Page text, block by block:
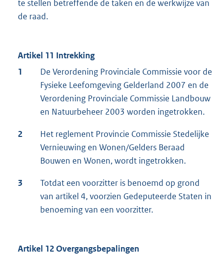
te stellen betreffende de taken en de werkwijze van
de raad.
Artikel 11 Intrekking
1
De Verordening Provinciale Commissie voor de
Fysieke Leefomgeving Gelderland 2007 en de
Verordening Provinciale Commissie Landbouw
en Natuurbeheer 2003 worden ingetrokken.
2
Het reglement Provincie Commissie Stedelijke
Vernieuwing en Wonen/Gelders Beraad
Bouwen en Wonen, wordt ingetrokken.
3
Totdat een voorzitter is benoemd op grond
van artikel 4, voorzien Gedeputeerde Staten in
benoeming van een voorzitter.
Artikel 12 Overgangsbepalingen